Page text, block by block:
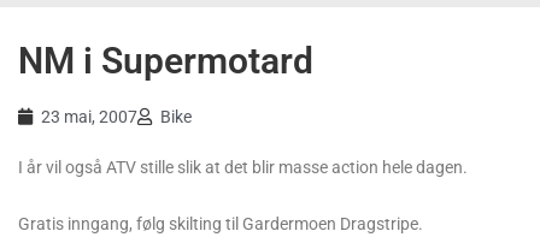
NM i Supermotard
23 mai, 2007 Bike
I år vil også ATV stille slik at det blir masse action hele dagen.
Gratis inngang, følg skilting til Gardermoen Dragstripe.